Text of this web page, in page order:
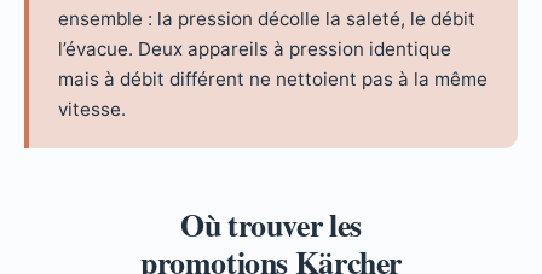
ensemble : la pression décolle la saleté, le débit
l’évacue. Deux appareils à pression identique
mais à débit différent ne nettoient pas à la même
vitesse.
Où trouver les
promotions Kärcher